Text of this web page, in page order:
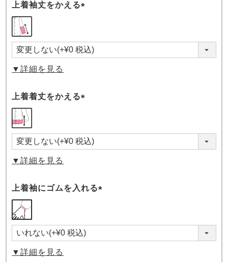
上着袖丈をかえる
▼詳細を見る
上着着丈をかえる
▼詳細を見る
上着袖にゴムを入れる
▼詳細を見る